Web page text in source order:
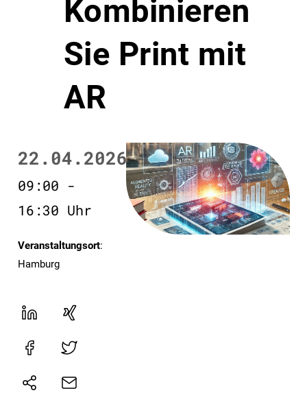
Kombinieren
Sie Print mit
AR
22.04.2026
09:00 -
16:30 Uhr
Veranstaltungsort:
Hamburg